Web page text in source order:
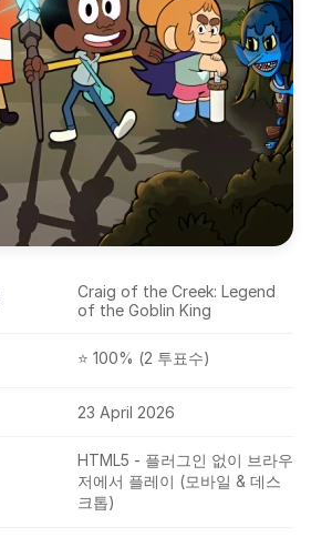
Craig of the Creek: Legend
of the Goblin King
⭐ 100% (2 투표수)
23 April 2026
HTML5 - 플러그인 없이 브라우
저에서 플레이 (모바일 & 데스
크톱)